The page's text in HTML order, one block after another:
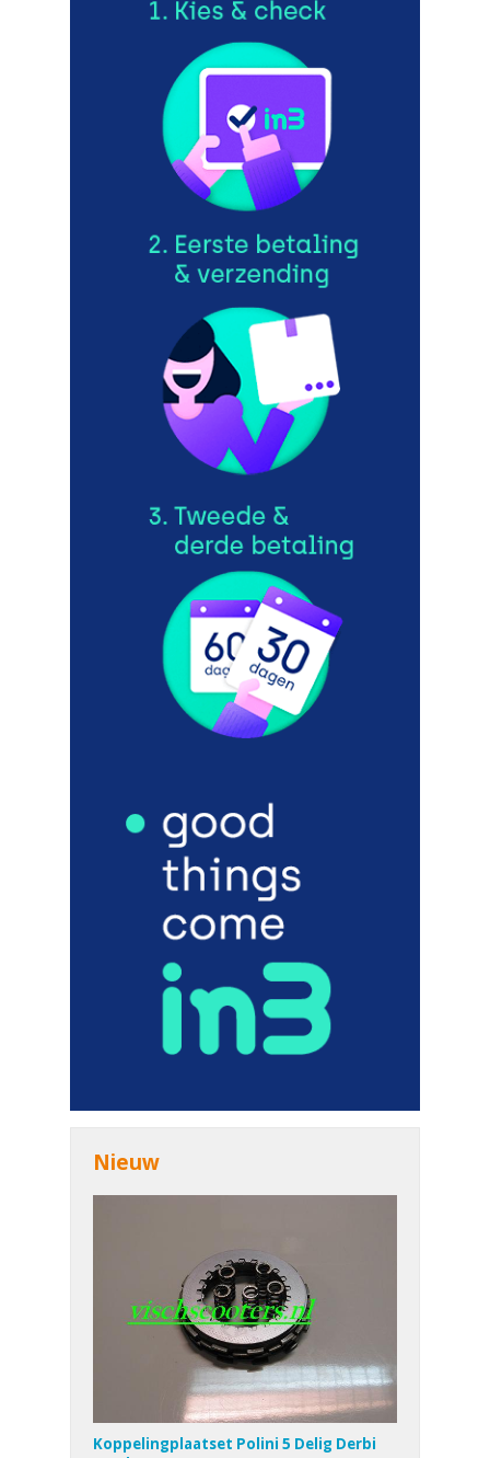
Nieuw
Koppelingplaatset Polini 5 Delig Derbi